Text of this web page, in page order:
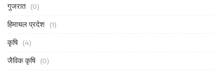
गुजरात (0)
हिमाचल प्रदेश (1)
कृषि (4)
जैविक कृषि (0)